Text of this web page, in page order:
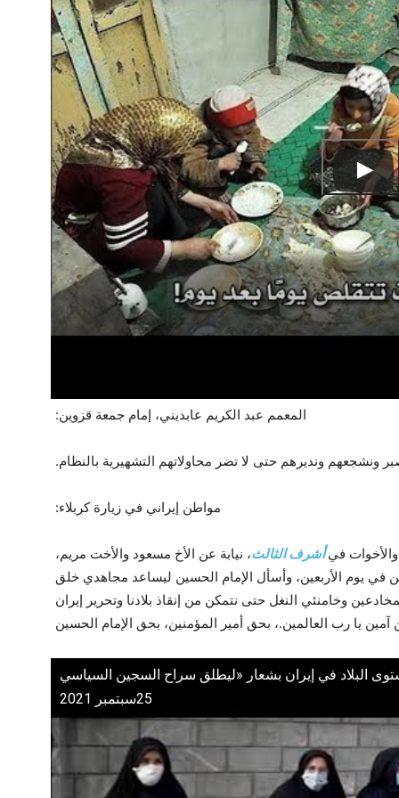
المعمم عبد الكريم عابديني، إمام جمعة قزوين:
ونشجعهم ونديرهم حتى لا تضر محاولاتهم التشهيرية بالنظام.
مواطن إيراني في زيارة كربلاء:
والأخوات فيأشرف الثالث، نيابة عن الأخ مسعود والأخت مريم،
في يوم الأربعين، وأسأل الإمام الحسين ليساعد مجاهدي خلق
وخامنئي النغل حتى نتمكن من إنقاذ بلادنا وتحرير إيران
آمين يا رب العالمين.، بحق أمير المؤمنين، بحق الإمام الحسين
البلاد في إيران بشعار «ليطلق سراح السجين السياسي
25سبتمبر 2021